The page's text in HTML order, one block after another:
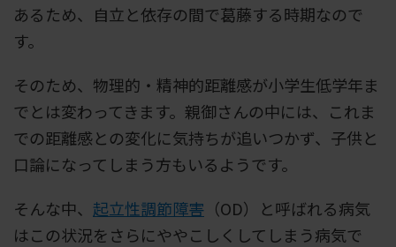
あるため、自立と依存の間で葛藤する時期なので
す。
そのため、物理的・精神的距離感が小学生低学年ま
でとは変わってきます。親御さんの中には、これま
での距離感との変化に気持ちが追いつかず、子供と
口論になってしまう方もいるようです。
そんな中、 起立性調節障害 （OD）と呼ばれる病気
はこの状況をさらにややこしくしてしまう病気で